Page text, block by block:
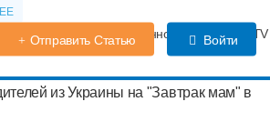
EE
Календарь беременности Форум
Отправить Статью Войти